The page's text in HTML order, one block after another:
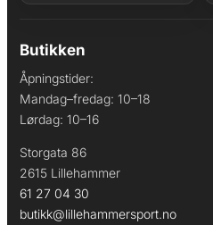
Butikken
Åpningstider:
Mandag–fredag: 10–18
Lørdag: 10–16
Storgata 86
2615 Lillehammer
61 27 04 30
butikk@lillehammersport.no